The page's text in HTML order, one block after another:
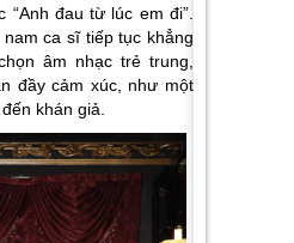
“Anh đau từ lúc em đi”
ca sĩ tiếp tục khẳng
âm nhạc trẻ trung,
đầy cảm xúc, như một
khán giả.